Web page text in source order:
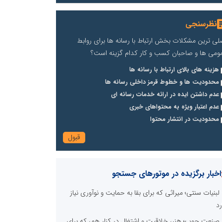
نظرسنجی
ترین مشکلات بخش ارتباط با رسانه ها برای روابط
ها و صاحبان کسب و کار کدام گزینه است؟
هزینه های بالای ارتباط با رسانه ها
محدودیت ها و خطوط قرمز داخلی رسانه ها
عدم داشتن ایده در ارائه خدمات رسانه ای
عدم اعتبار ویژه به محتواهای خبری
محدودیت در انتشار محتوا
اخبار برگزیده در موتورهای جستجو
لبنیات سنتی؛ میراثی که برای بقا به حمایت و نوآوری نیاز